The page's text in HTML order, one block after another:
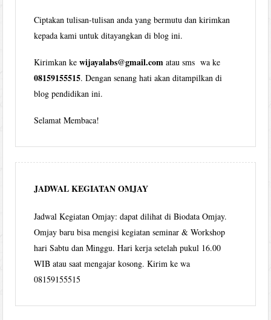
Ciptakan tulisan-tulisan anda yang bermutu dan kirimkan
kepada kami untuk ditayangkan di blog ini.
Kirimkan kewijayalabs@gmail.com atau sms wa ke
08159155515. Dengan senang hati akan ditampilkan di
blog pendidikan ini.
Selamat Membaca!
JADWAL KEGIATAN OMJAY
Jadwal Kegiatan Omjay: dapat dilihat di Biodata Omjay.
Omjay baru bisa mengisi kegiatan seminar & Workshop
hari Sabtu dan Minggu. Hari kerja setelah pukul 16.00
WIB atau saat mengajar kosong. Kirim ke wa
08159155515